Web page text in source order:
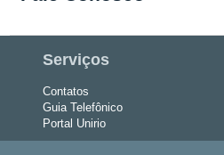
Serviços
Contatos
Guia Telefônico
Portal Unirio